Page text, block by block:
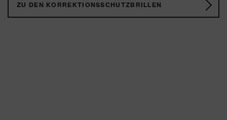
ZU DEN KORREKTIONSSCHUTZBRILLEN